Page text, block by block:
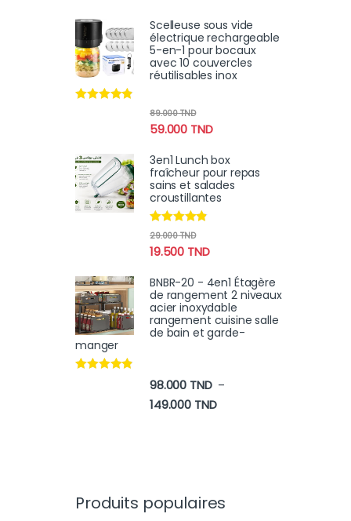
Scelleuse sous vide
électrique rechargeable
5-en-1 pour bocaux
avec 10 couvercles
réutilisables inox
59.000 TND
89.000TND
3en1 Lunch box
fraîcheur pour repas
sains et salades
croustillantes
Note4.70
19.500 TND
29.000TND
BNBR-20 - 4en1 Étagère
de rangement 2 niveaux
acier inoxydable
rangement cuisine salle
de bain et garde-
manger
98.000 TND –
149.000 TNDPlage de prix : 98.000
Produits populaires